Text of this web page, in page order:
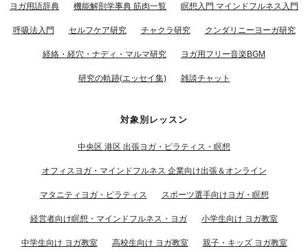
ヨガ用語辞典 機能解剖学事典 筋肉一覧 瞑想入門 マインドフルネス入門
呼吸法入門 セルフケア研究 チャクラ研究 クンダリニーヨーガ研究
経絡・経穴・ナディ・マルマ研究 ヨガ用フリー音楽BGM
研究の軌跡(エッセイ集) 雑談チャット
対象別レッスン
中央区 港区 出張ヨガ・ピラティス・瞑想
オフィスヨガ・マインドフルネス 企業向け出張＆オンライン
マタニティヨガ・ピラティス スポーツ選手向けヨガ・瞑想
経営者向け瞑想・マインドフルネス・ヨガ 小学生向け ヨガ教室
中学生向け ヨガ教室 高校生向け ヨガ教室 親子・キッズ ヨガ教室